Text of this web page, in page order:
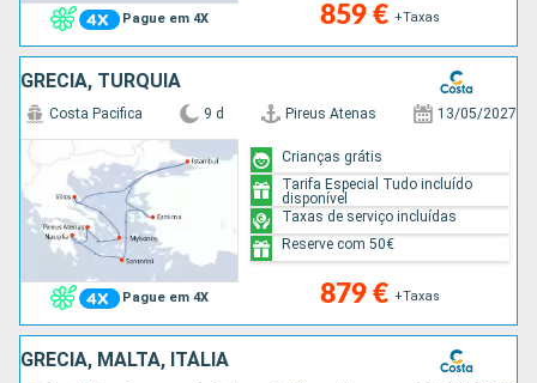
Pague em 4X 859 € +Taxas
GRÉCIA, TURQUIA
Pague em 4X
Costa Pacifica 9 d Pireus Atenas 13/05/2027
879 € +Taxas
Crianças grátis
Tarifa Especial Tudo incluído
disponível
Taxas de serviço incluídas
Reserve com 50€
GRÉCIA, MALTA, ITÁLIA